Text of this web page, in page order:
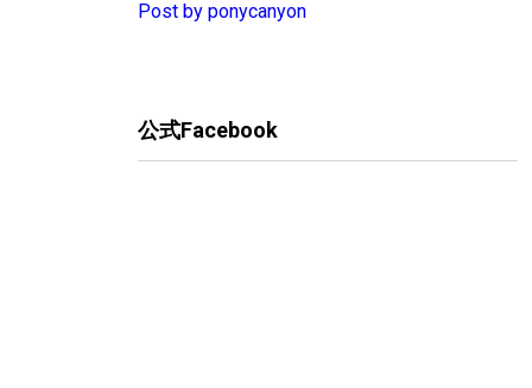
Post by ponycanyon
公式Facebook